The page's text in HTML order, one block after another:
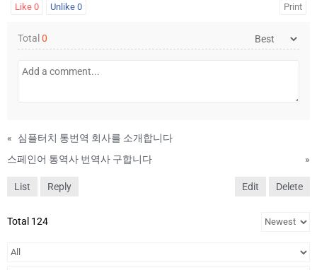
Like 0 Unlike 0 Print
Total0
«
심플터치 통번역 회사를 소개합니다
스페인어 통역사 번역사 구합니다
»
List Reply Edit Delete
Total 124